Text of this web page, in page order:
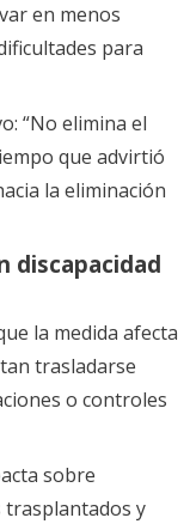
en menos
para
“No elimina el
que advirtió
la eliminación
discapacidad
la medida afecta
trasladarse
o controles
sobre
trasplantados y